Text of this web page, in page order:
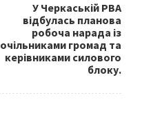
У Черкаській РВА
відбулась планова
робоча нарада із
очільниками громад та
керівниками силового
блоку.